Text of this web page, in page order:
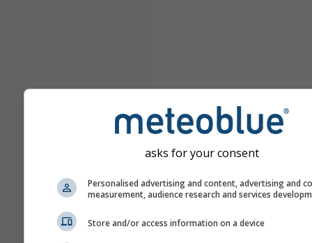
asks for your consent
Personalised advertising and content, advertising and
measurement, audience research and services
Store and/or access information on a device